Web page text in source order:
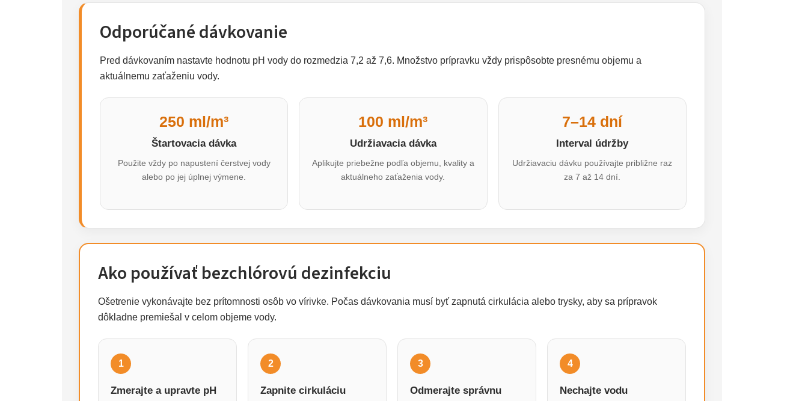
Odporúčané dávkovanie
Pred dávkovaním nastavte hodnotu pH vody do rozmedzia 7,2 až 7,6. Množstvo prípravku vždy prispôsobte presnému objemu a
aktuálnemu zaťaženiu vody.
250 ml/m³
Štartovacia dávka
Použite vždy po napustení čerstvej vody
alebo po jej úplnej výmene.
100 ml/m³
Udržiavacia dávka
Aplikujte priebežne podľa objemu, kvality a
aktuálneho zaťaženia vody.
7–14 dní
Interval údržby
Udržiavaciu dávku používajte približne raz
za 7 až 14 dní.
Ako používať bezchlórovú dezinfekciu
Ošetrenie vykonávajte bez prítomnosti osôb vo vírivke. Počas dávkovania musí byť zapnutá cirkulácia alebo trysky, aby sa prípravok
dôkladne premiešal v celom objeme vody.
1
Zmerajte a upravte pH
2
Zapnite cirkuláciu
3
Odmerajte správnu
4
Nechajte vodu